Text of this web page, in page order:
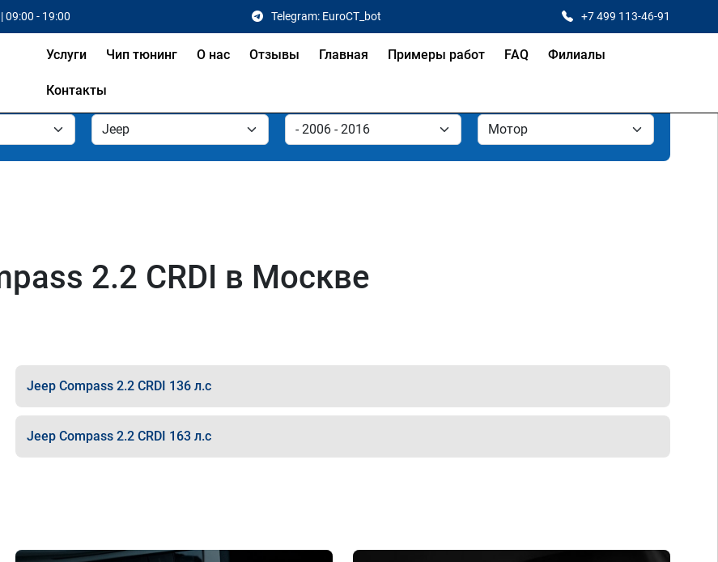
09:00 - 19:00 Telegram: EuroCT_bot +7 499 113-46-91
Услуги Чип тюнинг О нас Отзывы Главная Примеры работ FAQ Филиалы
Контакты
2.2 CRDI в Москве
Jeep Compass 2.2 CRDI 136 л.с
Jeep Compass 2.2 CRDI 163 л.с